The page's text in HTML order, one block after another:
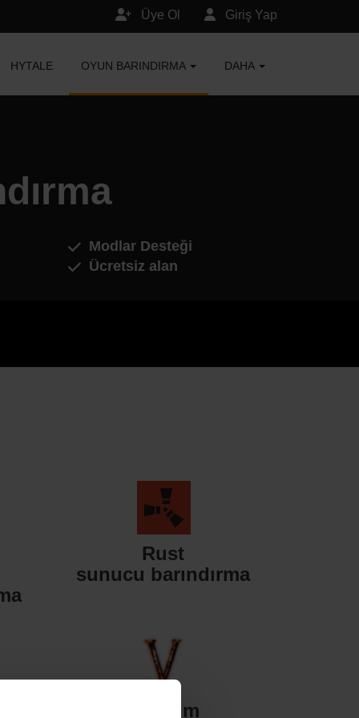
Giriş Yap
Üye Ol
HYTALE OYUN BARINDIRMA DAHA
Modlar Desteği
Ücretsiz alan
Rust
sunucu barındırma
Valheim